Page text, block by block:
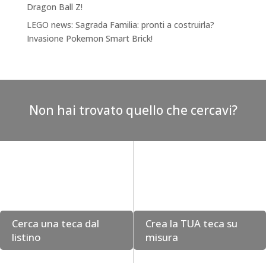
Dragon Ball Z!
LEGO news: Sagrada Familia: pronti a costruirla?
Invasione Pokemon Smart Brick!
Non hai trovato quello che cercavi?
Cerca una teca dal
listino
Crea la TUA teca su
misura